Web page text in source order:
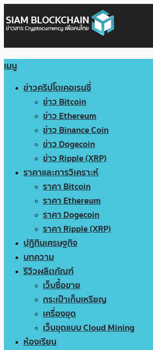
เมนู
ข่าวคริปโตเคอเรนซี่
ข่าว Bitcoin
ข่าว Ethereum
ข่าว Binance Coin
ข่าว Dogecoin
ข่าว Ripple (XRP)
ราคาและการวิเคราะห์
ราคา Bitcoin
ราคา Ethereum
ราคา Dogecoin
ราคา Ripple (XRP)
ปฏิทินเศรษฐกิจ
บทความ
รีวิวผลิตภัณฑ์
เว็บซื้อขาย
กระเป๋าเก็บเหรียญ
เครื่องขุด
เว็บขุดแบบ Cloud Mining
ห้องเรียน